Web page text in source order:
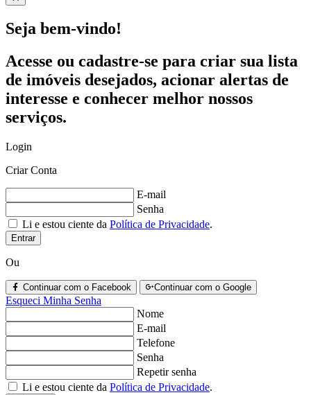
Seja bem-vindo!
Acesse ou cadastre-se para criar sua lista
de imóveis desejados, acionar alertas de
interesse e conhecer melhor nossos
serviços.
Login
Criar Conta
E-mail
Senha
Li e estou ciente da Política de Privacidade.
Entrar
Ou
Continuar com o Facebook Continuar com o Google
Esqueci Minha Senha
Nome
E-mail
Telefone
Senha
Repetir senha
Li e estou ciente da Política de Privacidade.